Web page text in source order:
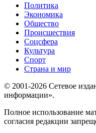
Политика
Экономика
Общество
Происшествия
Соцсфера
Культура
Спорт
Страна и мир
© 2001-2026 Сетевое
информации».
Полное использование
согласия редакции